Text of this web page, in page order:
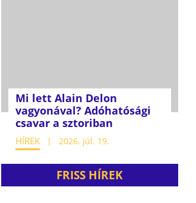
Mi lett Alain Delon
vagyonával? Adóhatósági
csavar a sztoriban
HÍREK 2026. júl. 19.
FRISS HÍREK